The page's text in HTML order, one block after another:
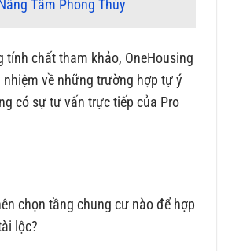
Tầm Phong Thủy
tính chất tham khảo, OneHousing
nhiệm về những trường hợp tự ý
có sự tư vấn trực tiếp của Pro
chọn tầng chung cư nào để hợp
lộc?